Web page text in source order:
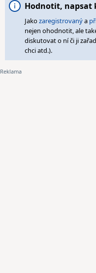
Hodnotit,
Jakozaregistrovanýa
nejen ohodnotit, ale
diskutovat o ní či ji
chci atd.).